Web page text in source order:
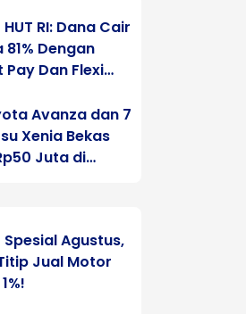
RI: Dana Cair
81% Dengan
Pay Dan Flexi
Avanza dan 7
Xenia Bekas
Juta di
Agustus,
Jual Motor